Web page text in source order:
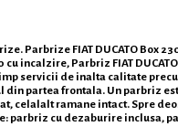
Parbrize FIAT DUCATO Box
cu incalzire, Parbriz FIAT
servicii de inalta calitate
partea frontala. Un parbriz
celalalt ramane intact. Spre
parbriz cu dezaburire inclusa,